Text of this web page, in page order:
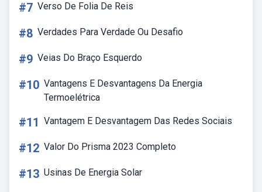
#7 Verso De Folia De Reis
#8 Verdades Para Verdade Ou Desafio
#9 Veias Do Braço Esquerdo
#10 Vantagens E Desvantagens Da Energia
Termoelétrica
#11 Vantagem E Desvantagem Das Redes Sociais
#12 Valor Do Prisma 2023 Completo
#13 Usinas De Energia Solar